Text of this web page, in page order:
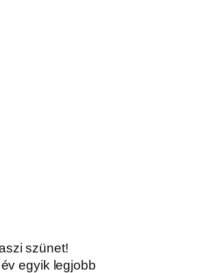
szünet!
egyik legjobb